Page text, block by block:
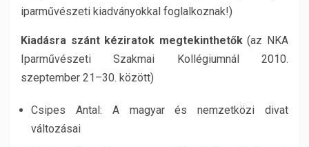
iparművészeti kiadványokkal foglalkoznak!)
Kiadásra szánt kéziratok megtekinthetők(az NKA
Iparművészeti Szakmai Kollégiumnál 2010.
szeptember 21–30. között)
Csipes Antal: A magyar és nemzetközi divat
változásai